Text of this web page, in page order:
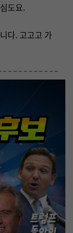
도요.
다. 고고고 가